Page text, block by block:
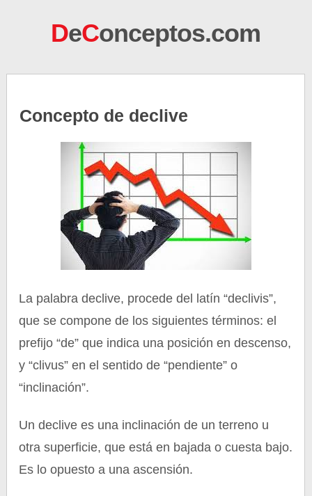
DeConceptos.com
Concepto de declive
La palabra declive, procede del latín “declivis”,
que se compone de los siguientes términos: el
prefijo “de” que indica una posición en descenso,
y “clivus” en el sentido de “pendiente” o
“inclinación”.
Un declive es una inclinación de un terreno u
otra superficie, que está en bajada o cuesta bajo.
Es lo opuesto a una ascensión.